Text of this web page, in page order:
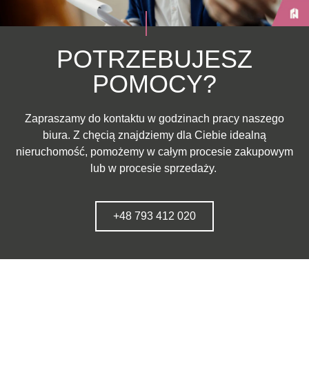
POTRZEBUJESZ
POMOCY?
Zapraszamy do kontaktu w godzinach pracy naszego
biura. Z chęcią znajdziemy dla Ciebie idealną
nieruchomość, pomożemy w całym procesie zakupowym
lub w procesie sprzedaży.
+48 793 412 020